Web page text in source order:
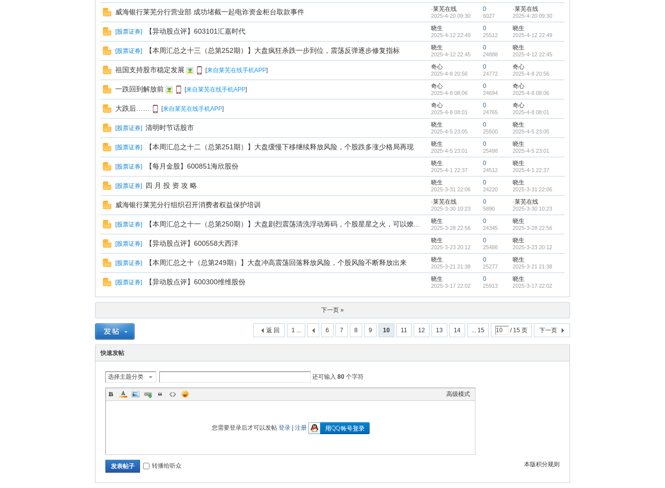
芜
在
威海银行莱芜分行营业部 成功堵截一起电诈资金柜台取款事件 ·莱芜在线
2025-4-20 09:30
0
6027
·莱芜在线
2025-4-20 09:30
[股票证券] 【异动股点评】603101汇嘉时代 晓生
2025-4-12 22:49
0
25512
晓生
2025-4-12 22:49
[股票证券] 【本周汇总之十三（总第252期）】大盘疯狂杀跌一步到位，震荡反弹逐步修复指标 晓生
2025-4-12 22:45
0
24888
晓生
2025-4-12 22:45
祖国支持股市稳定发展 [来自莱芜在线手机APP] 奇心
2025-4-8 20:56
0
24772
奇心
2025-4-8 20:56
一跌回到解放前 [来自莱芜在线手机APP] 奇心
2025-4-8 08:06
0
24694
奇心
2025-4-8 08:06
大跌后…… [来自莱芜在线手机APP] 奇心
2025-4-8 08:01
0
24765
奇心
2025-4-8 08:01
[股票证券] 清明时节话股市 晓生
2025-4-5 23:05
0
25500
晓生
2025-4-5 23:05
[股票证券] 【本周汇总之十二（总第251期）】大盘缓慢下移继续释放风险，个股跌多涨少格局再现 晓生
2025-4-5 23:01
0
25498
晓生
2025-4-5 23:01
[股票证券] 【每月金股】600851海欣股份 晓生
2025-4-1 22:37
0
24512
晓生
2025-4-1 22:37
[股票证券] 四 月 投 资 攻 略 晓生
2025-3-31 22:06
0
24220
晓生
2025-3-31 22:06
威海银行莱芜分行组织召开消费者权益保护培训 ·莱芜在线
2025-3-30 10:23
0
5890
·莱芜在线
2025-3-30 10:23
[股票证券] 【本周汇总之十一（总第250期）】大盘剧烈震荡清洗浮动筹码，个股星星之火，可以燎... 晓生
2025-3-28 22:56
0
24345
晓生
2025-3-28 22:56
[股票证券] 【异动股点评】600558大西洋 晓生
2025-3-23 20:12
0
25486
晓生
2025-3-23 20:12
[股票证券] 【本周汇总之十（总第249期）】大盘冲高震荡回落释放风险，个股风险不断释放出来 晓生
2025-3-21 21:38
0
25277
晓生
2025-3-21 21:38
[股票证券] 【异动股点评】600300维维股份 晓生
2025-3-17 22:02
0
25913
晓生
2025-3-17 22:02
下一页 »
1 ... 6 7 8 9 10 11 12 13 14 ... 15 / 15 页 下一页
返 回
快速发帖
选择主题分类 还可输入 80 个字符
高级模式
您需要登录后才可以发帖 登录| 注册
本版积分规则
发表帖子 转播给听众